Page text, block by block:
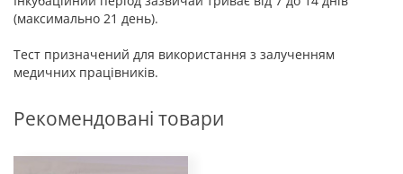
(максимально 21 день).
Тест призначений для використання з залученням
медичних працівників.
Рекомендовані товари